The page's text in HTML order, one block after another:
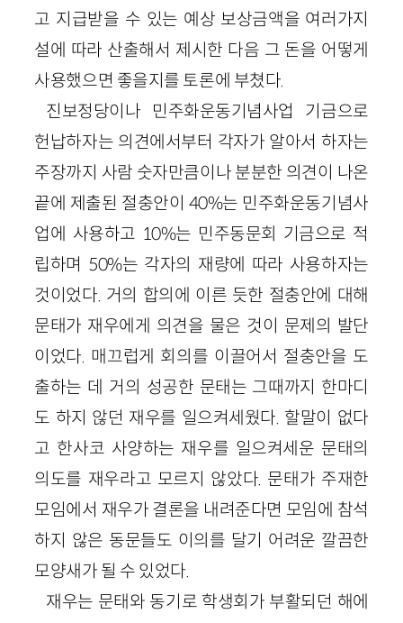
고 지급받을 수 있는 예상 보상금액을 여러가지
설에 따라 산출해서 제시한 다음 그 돈을 어떻게
사용했으면 좋을지를 토론에 부쳤다.
진보정당이나 민주화운동기념사업 기금으로
헌납하자는 의견에서부터 각자가 알아서 하자는
주장까지 사람 숫자만큼이나 분분한 의견이 나온
끝에 제출된 절충안이 40%는 민주화운동기념사
업에 사용하고 10%는 민주동문회 기금으로 적
립하며 50%는 각자의 재량에 따라 사용하자는
것이었다. 거의 합의에 이른 듯한 절충안에 대해
문태가 재우에게 의견을 물은 것이 문제의 발단
이었다. 매끄럽게 회의를 이끌어서 절충안을 도
출하는 데 거의 성공한 문태는 그때까지 한마디
도 하지 않던 재우를 일으켜세웠다. 할말이 없다
고 한사코 사양하는 재우를 일으켜세운 문태의
의도를 재우라고 모르지 않았다. 문태가 주재한
모임에서 재우가 결론을 내려준다면 모임에 참석
하지 않은 동문들도 이의를 달기 어려운 깔끔한
모양새가 될 수 있었다.
재우는 문태와 동기로 학생회가 부활되던 해에